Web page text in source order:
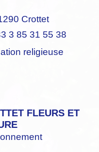
Crottet
3 85 31 55 38
religieuse
FLEURS ET